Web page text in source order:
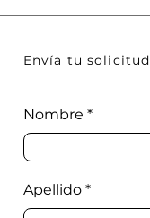
Envía tu solicitud
Nombre
Apellido